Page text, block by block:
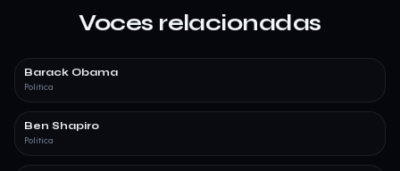
Voces relacionadas
Barack Obama
Política
Ben Shapiro
Política